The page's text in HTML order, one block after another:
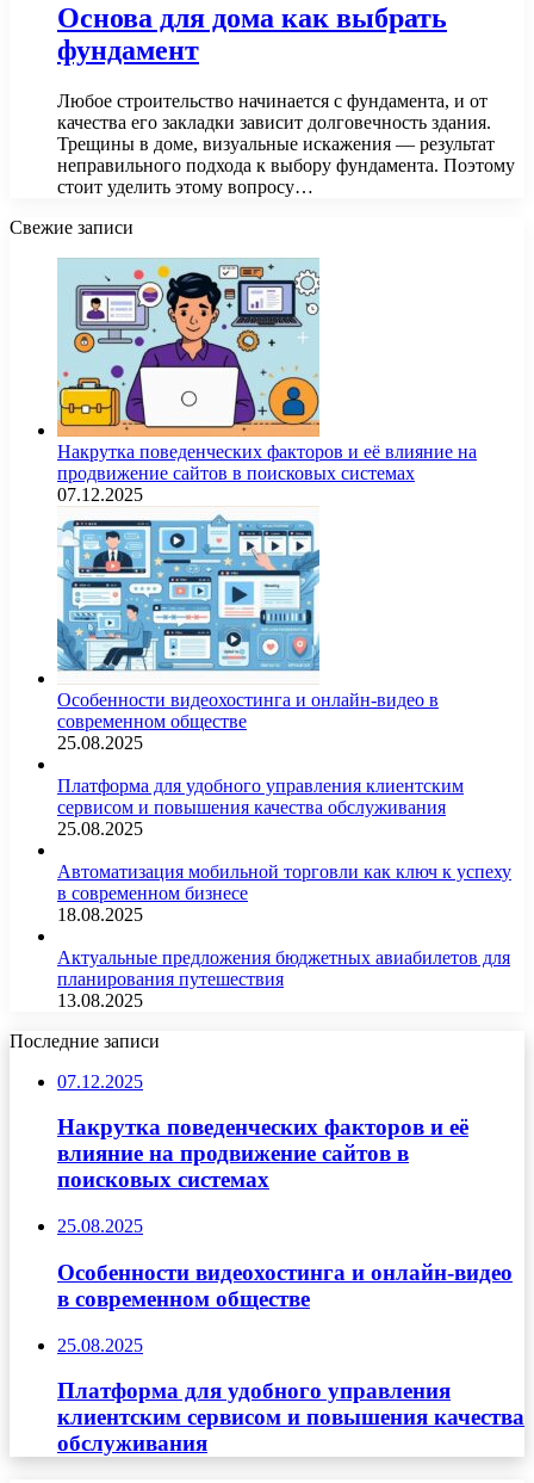
Основа для дома как выбрать
фундамент
Любое строительство начинается с фундамента, и от
качества его закладки зависит долговечность здания.
Трещины в доме, визуальные искажения — результат
неправильного подхода к выбору фундамента. Поэтому
стоит уделить этому вопросу…
Свежие записи
Накрутка поведенческих факторов и её влияние на
продвижение сайтов в поисковых системах
07.12.2025
Особенности видеохостинга и онлайн-видео в
современном обществе
25.08.2025
Платформа для удобного управления клиентским
сервисом и повышения качества обслуживания
25.08.2025
Автоматизация мобильной торговли как ключ к успеху
в современном бизнесе
18.08.2025
Актуальные предложения бюджетных авиабилетов для
планирования путешествия
13.08.2025
Последние записи
07.12.2025
Накрутка поведенческих факторов и её
влияние на продвижение сайтов в
поисковых системах
25.08.2025
Особенности видеохостинга и онлайн-видео
в современном обществе
25.08.2025
Платформа для удобного управления
клиентским сервисом и повышения качества
обслуживания